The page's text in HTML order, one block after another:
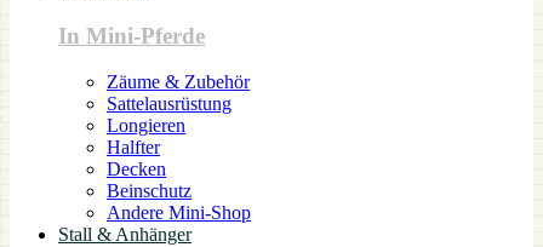
In Mini-Pferde
Zäume & Zubehör
Sattelausrüstung
Longieren
Halfter
Decken
Beinschutz
Andere Mini-Shop
Stall & Anhänger